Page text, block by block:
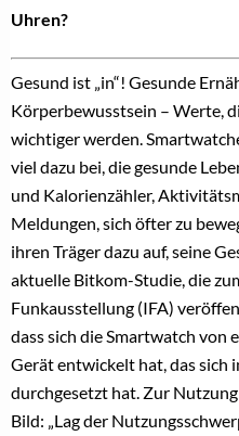
Uhren?
Gesund ist „in“! Gesunde
Körperbewusstsein – Werte,
wichtiger werden.
viel dazu bei, die gesunde
und Kalorienzähler,
Meldungen, sich öfter zu
ihren Träger dazu auf, seine
aktuelle Bitkom-Studie, die
Funkausstellung (IFA)
dass sich die Smartwatch von
Gerät entwickelt hat, das sich
durchgesetzt hat. Zur
Bild: „Lag der